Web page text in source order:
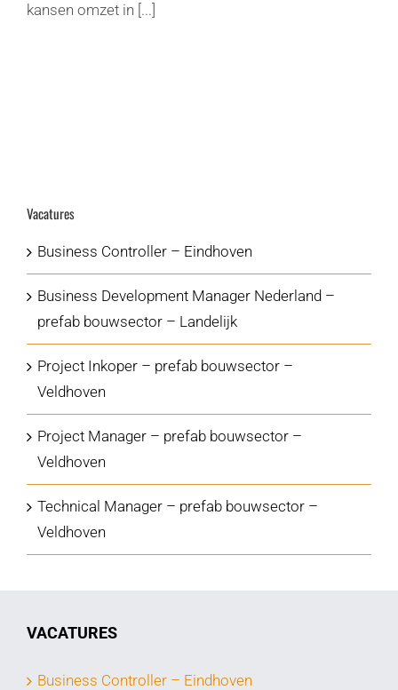
kansen omzet in [...]
Vacatures
Business Controller – Eindhoven
Business Development Manager Nederland –
prefab bouwsector – Landelijk
Project Inkoper – prefab bouwsector –
Veldhoven
Project Manager – prefab bouwsector –
Veldhoven
Technical Manager – prefab bouwsector –
Veldhoven
VACATURES
Business Controller – Eindhoven